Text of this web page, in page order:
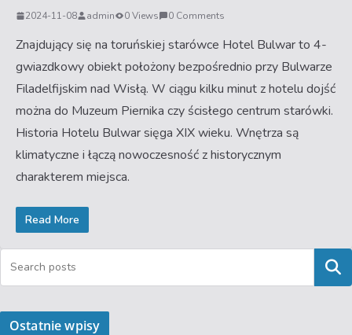
2024-11-08 admin 0 Views 0 Comments
Znajdujący się na toruńskiej starówce Hotel Bulwar to 4-
gwiazdkowy obiekt położony bezpośrednio przy Bulwarze
Filadelfijskim nad Wisłą. W ciągu kilku minut z hotelu dojść
można do Muzeum Piernika czy ścisłego centrum starówki.
Historia Hotelu Bulwar sięga XIX wieku. Wnętrza są
klimatyczne i łączą nowoczesność z historycznym
charakterem miejsca.
Read More
Szukaj
Ostatnie wpisy